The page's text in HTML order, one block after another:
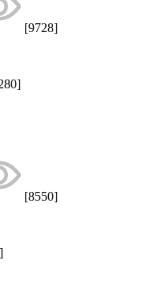
[9728]
[8550]